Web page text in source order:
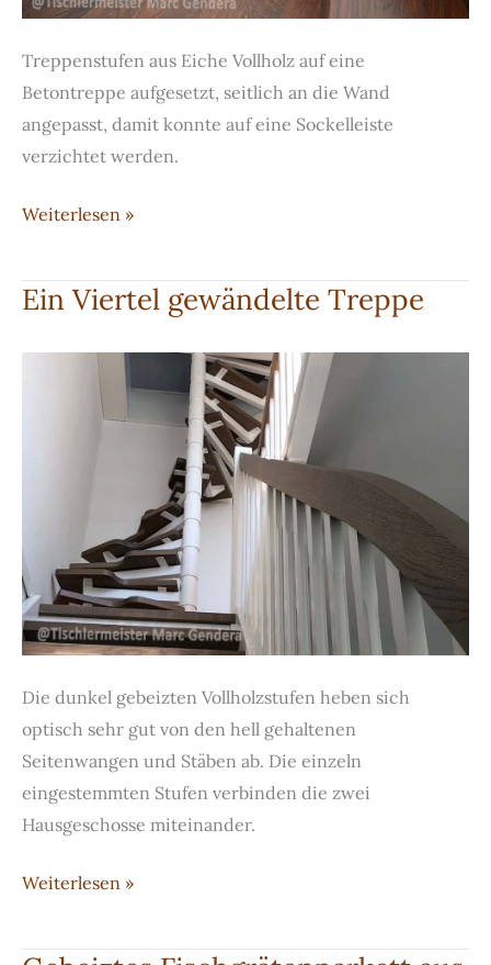
Treppenstufen aus Eiche Vollholz auf eine
Betontreppe aufgesetzt, seitlich an die Wand
angepasst, damit konnte auf eine Sockelleiste
verzichtet werden.
Treppe
gebeizter
Eiche
Weiterlesen »
Ein Viertel gewändelte Treppe
Die dunkel gebeizten Vollholzstufen heben sich
optisch sehr gut von den hell gehaltenen
Seitenwangen und Stäben ab. Die einzeln
eingestemmten Stufen verbinden die zwei
Hausgeschosse miteinander.
Ein
gewändelte
Weiterlesen »